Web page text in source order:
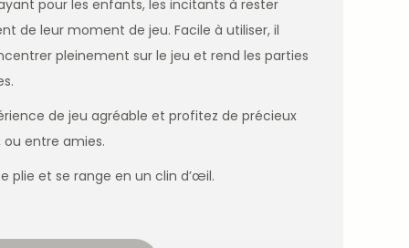
pour les enfants, les incitants à rester
de leur moment de jeu. Facile à utiliser, il
pleinement sur le jeu et rend les parties
de jeu agréable et profitez de précieux
entre amies.
plie et se range en un clin d’œil.